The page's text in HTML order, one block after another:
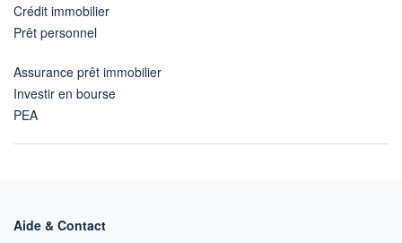
Crédit immobilier
Prêt personnel
Assurance prêt immobilier
Investir en bourse
PEA
Aide & Contact